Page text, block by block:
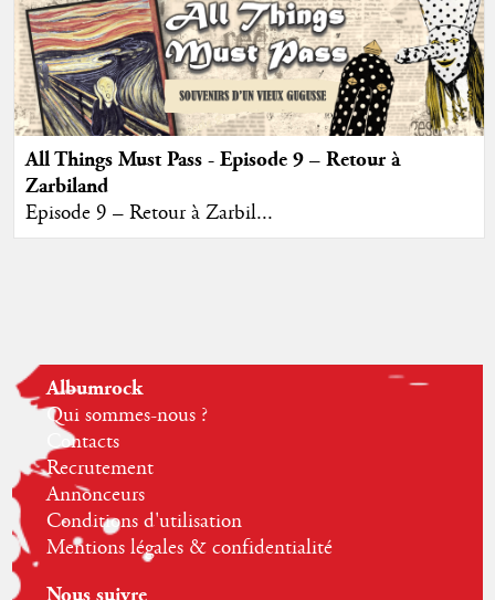
All Things Must Pass - Episode 9 – Retour à
Zarbiland
Episode 9 – Retour à Zarbil...
Albumrock
Qui sommes-nous ?
Contacts
Recrutement
Annonceurs
Conditions d'utilisation
Mentions légales & confidentialité
Nous suivre